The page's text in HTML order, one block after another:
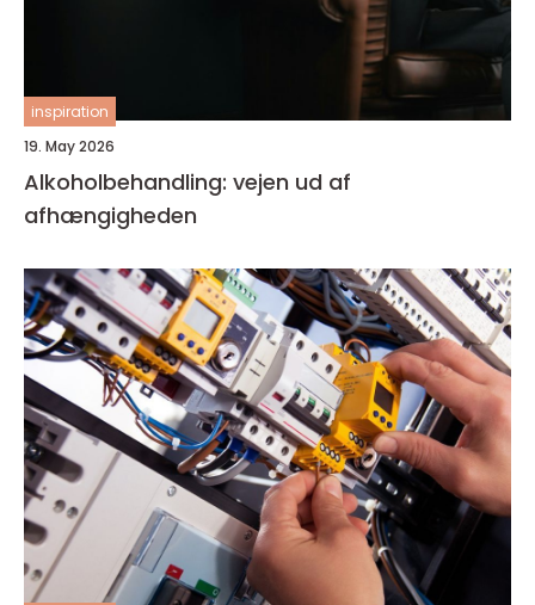
inspiration
19. May 2026
Alkoholbehandling: vejen ud af
afhængigheden